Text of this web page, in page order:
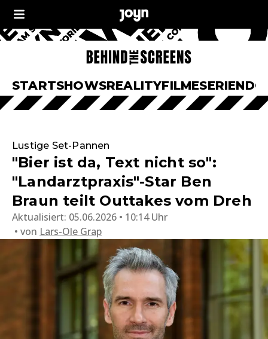
STARTSHOWSREALITYFILMESERIEN
Lustige Set-Pannen
"Bier ist da, Text nicht so":
"Landarztpraxis"-Star Ben
Braun teilt Outtakes vom Dreh
Aktualisiert: 05.06.2026 • 10:14 Uhr
von Lars-Ole Grap